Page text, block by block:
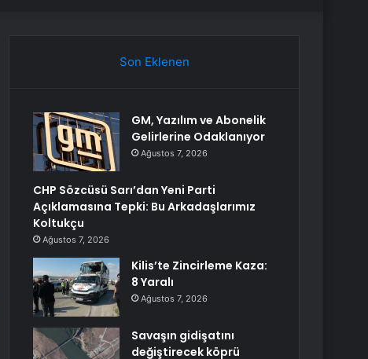
Son Eklenen
GM, Yazılım ve Abonelik
Gelirlerine Odaklanıyor
Ağustos 7, 2026
CHP Sözcüsü Sarı’dan Yeni Parti
Açıklamasına Tepki: Bu Arkadaşlarımız
Koltukçu
Ağustos 7, 2026
Kilis’te Zincirleme Kaza:
8 Yaralı
Ağustos 7, 2026
Savaşın gidişatını
değiştirecek köprü